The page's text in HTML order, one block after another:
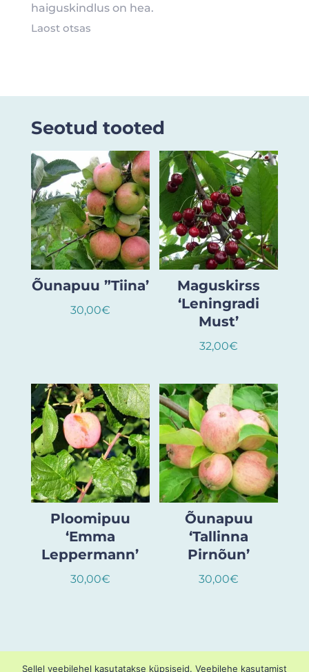
haiguskindlus on hea.
Laost otsas
Seotud tooted
Õunapuu ”Tiina’
30,00€
Maguskirss
‘Leningradi
Must’
32,00€
Ploomipuu
‘Emma
Leppermann’
30,00€
Õunapuu
‘Tallinna
Pirnõun’
30,00€
Sellel veebilehel kasutatakse küpsiseid. Veebilehe kasutamist